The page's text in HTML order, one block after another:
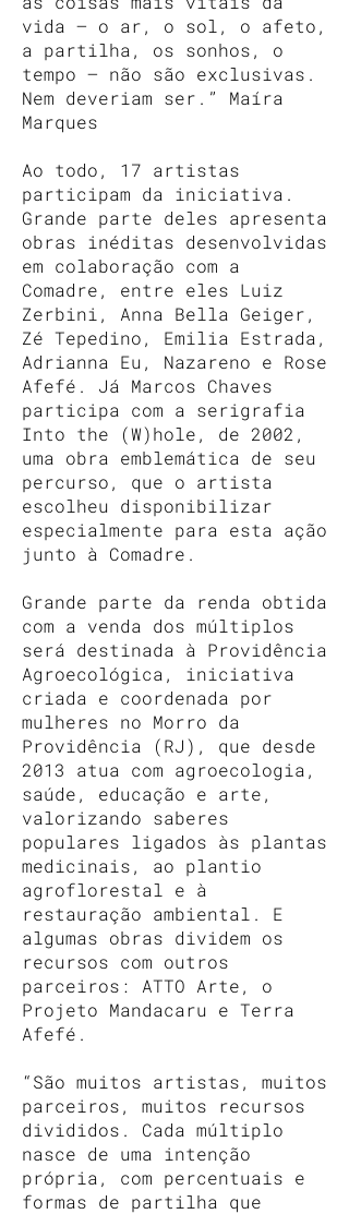
vida — o ar, o sol, o afeto,
a partilha, os sonhos, o
tempo — não são exclusivas.
Nem deveriam ser.” Maíra
Marques
Ao todo, 17 artistas
participam da iniciativa.
Grande parte deles apresenta
obras inéditas desenvolvidas
em colaboração com a
Comadre, entre eles Luiz
Zerbini, Anna Bella Geiger,
Zé Tepedino, Emilia Estrada,
Adrianna Eu, Nazareno e Rose
Afefé. Já Marcos Chaves
participa com a serigrafia
Into the (W)hole, de 2002,
uma obra emblemática de seu
percurso, que o artista
escolheu disponibilizar
especialmente para esta ação
junto à Comadre.
Grande parte da renda obtida
com a venda dos múltiplos
será destinada à Providência
Agroecológica, iniciativa
criada e coordenada por
mulheres no Morro da
Providência (RJ), que desde
2013 atua com agroecologia,
saúde, educação e arte,
valorizando saberes
populares ligados às plantas
medicinais, ao plantio
agroflorestal e à
restauração ambiental. E
algumas obras dividem os
recursos com outros
parceiros: ATTO Arte, o
Projeto Mandacaru e Terra
Afefé.
“São muitos artistas, muitos
parceiros, muitos recursos
divididos. Cada múltiplo
nasce de uma intenção
própria, com percentuais e
formas de partilha que